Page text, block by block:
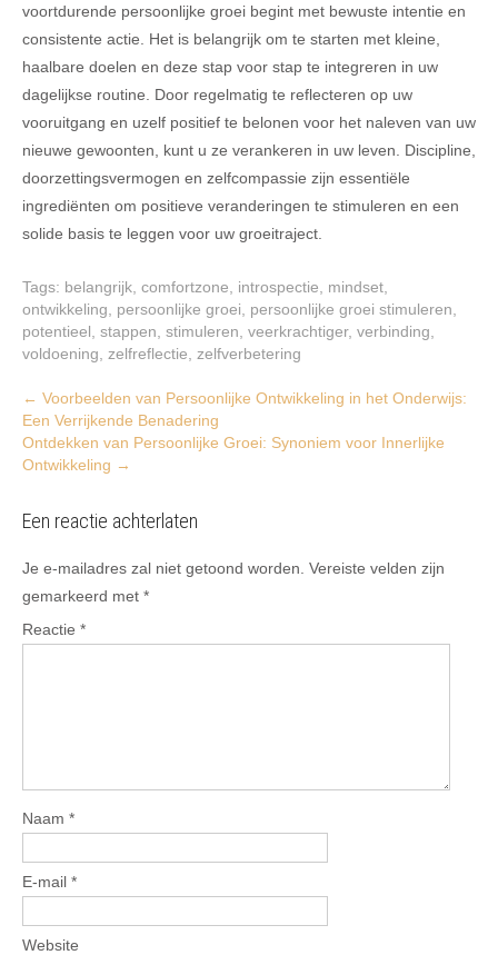
voortdurende persoonlijke groei begint met bewuste intentie en
consistente actie. Het is belangrijk om te starten met kleine,
haalbare doelen en deze stap voor stap te integreren in uw
dagelijkse routine. Door regelmatig te reflecteren op uw
vooruitgang en uzelf positief te belonen voor het naleven van uw
nieuwe gewoonten, kunt u ze verankeren in uw leven. Discipline,
doorzettingsvermogen en zelfcompassie zijn essentiële
ingrediënten om positieve veranderingen te stimuleren en een
solide basis te leggen voor uw groeitraject.
Tags: belangrijk comfortzone introspectie mindset
ontwikkeling
persoonlijke groei persoonlijke groei stimuleren
potentieel stappen stimuleren veerkrachtiger, verbinding
voldoening
zelfreflectie zelfverbetering
Post
navigation
← Voorbeelden van Persoonlijke Ontwikkeling in het Onderwijs:
Een Verrijkende Benadering
Ontdekken van Persoonlijke Groei: Synoniem voor Innerlijke
Ontwikkeling →
Een reactie achterlaten
Je e-mailadres zal niet getoond worden. Vereiste velden zijn
gemarkeerd met *
Reactie *
Naam *
E-mail *
Website